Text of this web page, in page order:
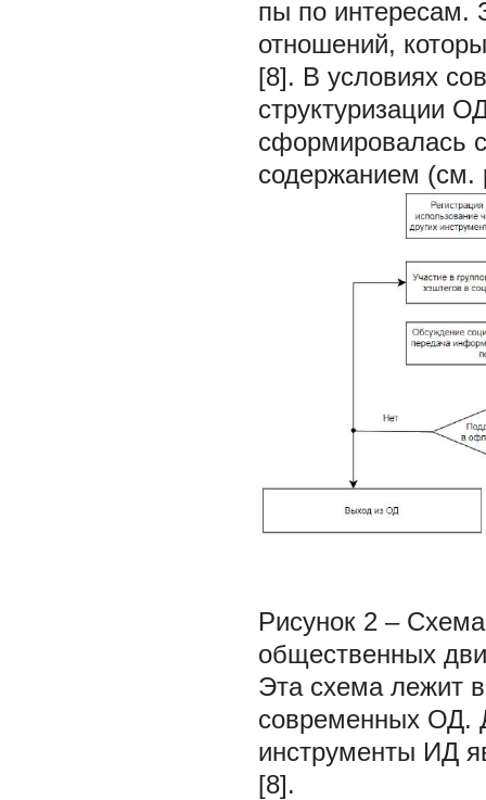
пы по интересам.
отношений,
[8]. В условиях
структуризации
сформировалась
содержанием (см.
Рисунок 2 –
общественных
Эта схема лежит
современных ОД.
инструменты ИД
[8].